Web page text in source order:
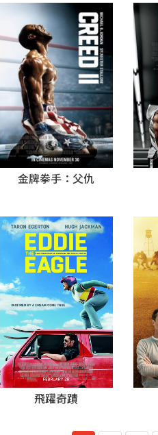
金牌拳手：父仇
飛躍奇蹟